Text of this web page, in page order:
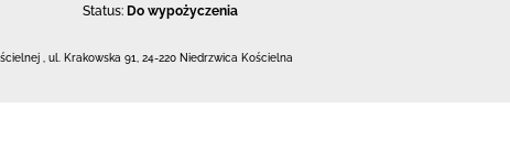
Status: Do wypożyczenia
ul. Krakowska 91 24-220 Niedrzwica Kościelna